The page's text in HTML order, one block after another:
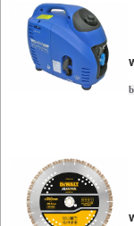
KOSY
MYJKI